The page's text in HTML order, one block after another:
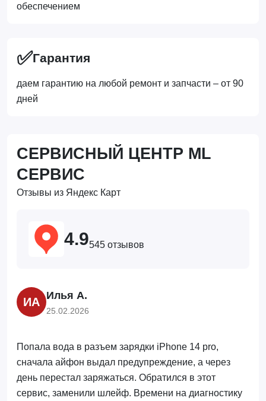
обеспечением
✅Гарантия
даем гарантию на любой ремонт и запчасти – от 90
дней
СЕРВИСНЫЙ ЦЕНТР ML
СЕРВИС
Отзывы из Яндекс Карт
4.9545 отзывов
ИА Илья А.
25.02.2026
Попала вода в разъем зарядки iPhone 14 pro,
сначала айфон выдал предупреждение, а через
день перестал заряжаться. Обратился в этот
сервис, заменили шлейф. Времени на диагностику